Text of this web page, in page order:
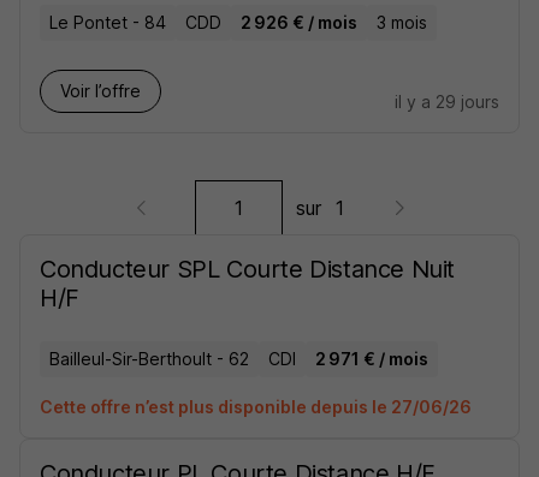
Le Pontet - 84 CDD 2 926 € / mois 3 mois
Voir l’offre
il y a 29 jours
sur 1
Conducteur SPL Courte Distance Nuit
H/F
Bailleul-Sir-Berthoult - 62 CDI 2 971 € / mois
Cette offre n’est plus disponible depuis le 27/06/26